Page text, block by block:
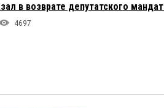
в возврате депутатского
4697